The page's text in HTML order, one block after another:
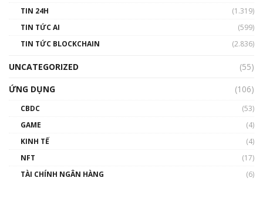
TIN 24H
(1.319)
TIN TỨC AI
(599)
TIN TỨC BLOCKCHAIN
(2.836)
UNCATEGORIZED
(55)
ỨNG DỤNG
(106)
CBDC
(53)
GAME
(4)
KINH TẾ
(4)
NFT
(17)
TÀI CHÍNH NGÂN HÀNG
(6)